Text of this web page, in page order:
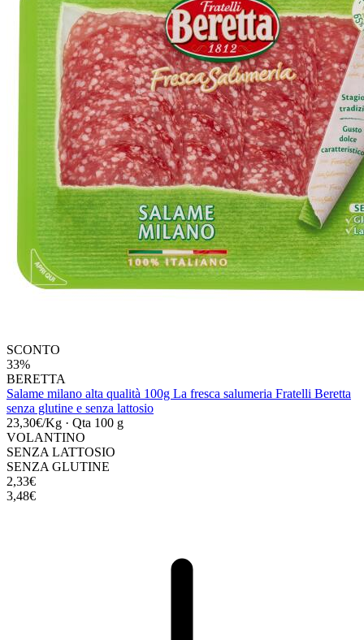
SCONTO
33%
BERETTA
Salame milano alta qualità 100g La fresca salumeria Fratelli Beretta
senza glutine e senza lattosio
23,30€/Kg · Qta 100 g
VOLANTINO
SENZA LATTOSIO
SENZA GLUTINE
2,33€
3,48€